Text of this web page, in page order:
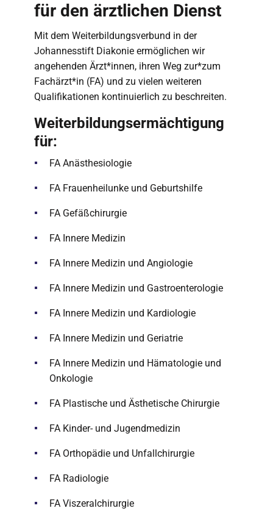
für den ärztlichen Dienst
Mit dem Weiterbildungsverbund in der
Johannesstift Diakonie ermöglichen wir
angehenden Ärzt*innen, ihren Weg zur*zum
Fachärzt*in (FA) und zu vielen weiteren
Qualifikationen kontinuierlich zu beschreiten.
Weiterbildungsermächtigung
für:
FA Anästhesiologie
FA Frauenheilunke und Geburtshilfe
FA Gefäßchirurgie
FA Innere Medizin
FA Innere Medizin und Angiologie
FA Innere Medizin und Gastroenterologie
FA Innere Medizin und Kardiologie
FA Innere Medizin und Geriatrie
FA Innere Medizin und Hämatologie und
Onkologie
FA Plastische und Ästhetische Chirurgie
FA Kinder- und Jugendmedizin
FA Orthopädie und Unfallchirurgie
FA Radiologie
FA Viszeralchirurgie